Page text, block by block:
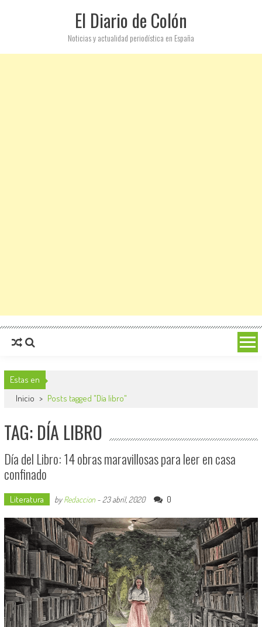
El Diario de Colón
Noticias y actualidad periodística en España
Estas en
Inicio > Posts tagged "Día libro"
TAG: DÍA LIBRO
Día del Libro: 14 obras maravillosas para leer en casa
confinado
Literatura byRedaccion- 23 abril, 2020 0